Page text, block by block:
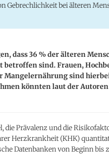
Gebrechlichkeit bei älteren
dass 36 % der älteren
sind. Frauen,
Mangelernährung sind
könnten laut der Autoren
die Prävalenz und die
Herzkrankheit (KHK)
Datenbanken von Beginn bis